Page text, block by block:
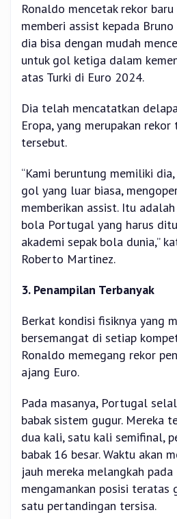
Ronaldo mencetak rekor
memberi assist kepada
dia bisa dengan mudah
untuk gol ketiga dalam
atas Turki di Euro 2024.
Dia telah mencatatkan
Eropa, yang merupakan
tersebut.
“Kami beruntung memiliki
gol yang luar biasa,
memberikan assist. Itu
bola Portugal yang harus
akademi sepak bola dunia,”
Roberto Martinez.
3. Penampilan Terbanyak
Berkat kondisi fisiknya yang
bersemangat di setiap
Ronaldo memegang rekor
ajang Euro.
Pada masanya, Portugal
babak sistem gugur. Mereka
dua kali, satu kali semifinal,
babak 16 besar. Waktu akan
jauh mereka melangkah
mengamankan posisi teratas
satu pertandingan tersisa.